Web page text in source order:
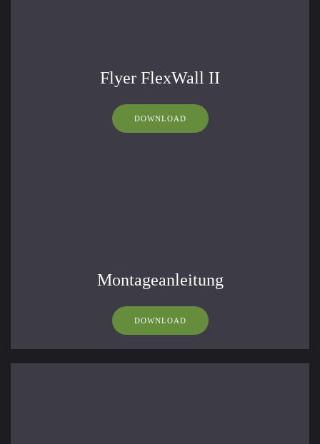
Flyer FlexWall II
DOWNLOAD
Montageanleitung
DOWNLOAD